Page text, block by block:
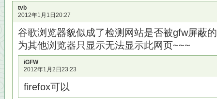
tvb
2012年1月1日20:27
谷歌浏览器貌似成了检测网站是否被gfw屏蔽
为其他浏览器只显示无法显示此网页~~~
iGFW
2012年1月2日23:23
firefox可以